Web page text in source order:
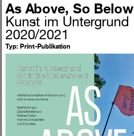
As Above, So Below
Kunst im Untergrund
2020/2021
Typ: Print-Publikation